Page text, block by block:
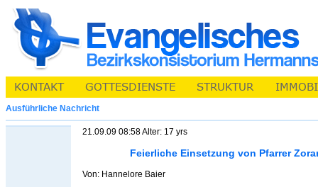
Ausführliche Nachricht
21.09.09 08:58 Alter: 17 yrs
Feierliche Einsetzung von Pfarrer
Von: Hannelore Baier